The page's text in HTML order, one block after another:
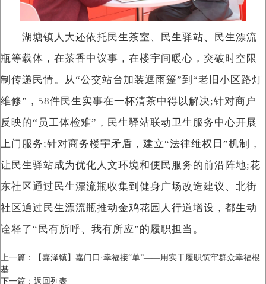
湖塘镇人大还依托民生茶室、民生驿站、民生漂流
瓶等载体，在茶香中议事，在楼宇间暖心，突破时空限
制传递民情。从“公交站台加装遮雨篷”到“老旧小区路灯
维修”，58件民生实事在一杯清茶中得以解决;针对商户
反映的“员工体检难”，民生驿站联动卫生服务中心开展
上门服务;针对商务楼宇矛盾，建立“法律维权日”机制，
让民生驿站成为优化人文环境和便民服务的前沿阵地;花
东社区通过民生漂流瓶收集到健身广场改造建议、北街
社区通过民生漂流瓶推动金鸡花园人行道增设，都生动
诠释了“民有所呼、我有所应”的履职担当。
上一篇：
【嘉泽镇】嘉门口·幸福接“单”——用实干履职筑牢群众幸福根
基
下一篇： 返回列表